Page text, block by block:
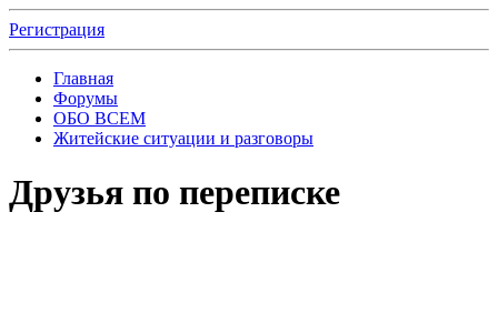
Регистрация
Главная
Форумы
ОБО ВСЕМ
Житейские ситуации и разговоры
Друзья по переписке